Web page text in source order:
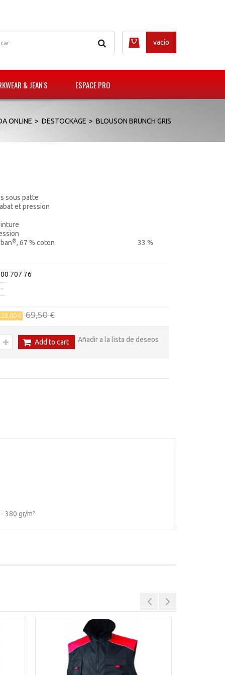
vacío
& JEAN'S ESPACE PRO
ONLINE > DESTOCKAGE > BLOUSON BRUNCH GRIS
sous patte
et pression
®, 67 % coton 33 %
707 76
€ 69,50 €
Add to cart Añadir a la lista de deseos
gr/m²